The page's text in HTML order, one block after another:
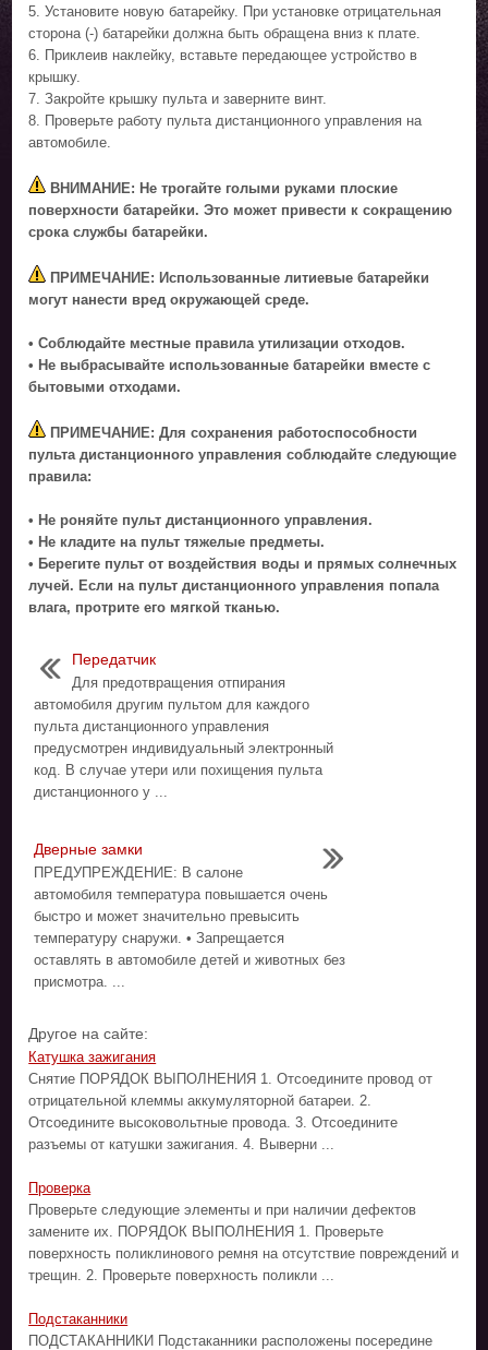
5. Установите новую батарейку. При установке отрицательная
сторона (-) батарейки должна быть обращена вниз к плате.
6. Приклеив наклейку, вставьте передающее устройство в
крышку.
7. Закройте крышку пульта и заверните винт.
8. Проверьте работу пульта дистанционного управления на
автомобиле.
ВНИМАНИЕ: Не трогайте голыми руками плоские
поверхности батарейки. Это может привести к сокращению
срока службы батарейки.
ПРИМЕЧАНИЕ: Использованные литиевые батарейки
могут нанести вред окружающей среде.
• Соблюдайте местные правила утилизации отходов.
• Не выбрасывайте использованные батарейки вместе с
бытовыми отходами.
ПРИМЕЧАНИЕ: Для сохранения работоспособности
пульта дистанционного управления соблюдайте следующие
правила:
• Не роняйте пульт дистанционного управления.
• Не кладите на пульт тяжелые предметы.
• Берегите пульт от воздействия воды и прямых солнечных
лучей. Если на пульт дистанционного управления попала
влага, протрите его мягкой тканью.
Передатчик
Для предотвращения отпирания
автомобиля другим пультом для каждого
пульта дистанционного управления
предусмотрен индивидуальный электронный
код. В случае утери или похищения пульта
дистанционного у ...
Дверные замки
ПРЕДУПРЕЖДЕНИЕ: В салоне
автомобиля температура повышается очень
быстро и может значительно превысить
температуру снаружи. • Запрещается
оставлять в автомобиле детей и животных без
присмотра. ...
Другое на сайте:
Катушка зажигания
Снятие ПОРЯДОК ВЫПОЛНЕНИЯ 1. Отсоедините провод от
отрицательной клеммы аккумуляторной батареи. 2.
Отсоедините высоковольтные провода. 3. Отсоедините
разъемы от катушки зажигания. 4. Выверни ...
Проверка
Проверьте следующие элементы и при наличии дефектов
замените их. ПОРЯДОК ВЫПОЛНЕНИЯ 1. Проверьте
поверхность поликлинового ремня на отсутствие повреждений и
трещин. 2. Проверьте поверхность поликли ...
Подстаканники
ПОДСТАКАННИКИ Подстаканники расположены посередине